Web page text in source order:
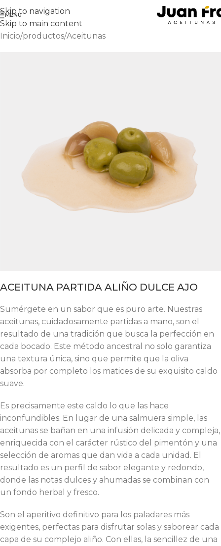
Skip to navigation
Skip to main content
MENU
Inicio/productos/Aceitunas
ACEITUNA PARTIDA ALIÑO DULCE AJO
Sumérgete en un sabor que es puro arte. Nuestras
aceitunas, cuidadosamente partidas a mano, son el
resultado de una tradición que busca la perfección en
cada bocado. Este método ancestral no solo garantiza
una textura única, sino que permite que la oliva
absorba por completo los matices de su exquisito caldo
suave.
Es precisamente este caldo lo que las hace
inconfundibles. En lugar de una salmuera simple, las
aceitunas se bañan en una infusión delicada y compleja,
enriquecida con el carácter rústico del pimentón y una
selección de aromas que dan vida a cada unidad. El
resultado es un perfil de sabor elegante y redondo,
donde las notas dulces y ahumadas se combinan con
un fondo herbal y fresco.
Son el aperitivo definitivo para los paladares más
exigentes, perfectas para disfrutar solas y saborear cada
capa de su complejo aliño. Con ellas, la sencillez de una